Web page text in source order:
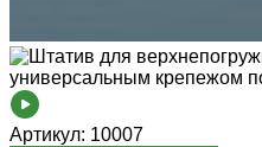
Артикул: 10007